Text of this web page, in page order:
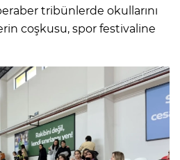
tribünlerde okullarını
coşkusu, spor festivaline